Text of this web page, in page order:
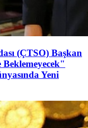
(ÇTSO) Başkan
Yeni